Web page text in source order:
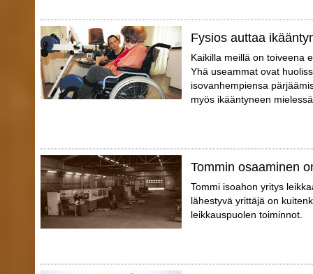
Fysios auttaa
Kaikilla meillä on toiveena
Yhä useammat ovat
isovanhempiensa
myös ikääntyneen
Tommin osaaminen
Tommi isoahon yritys
lähestyvä yrittäjä on
leikkauspuolen toiminnot.